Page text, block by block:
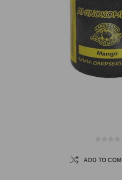
ADD TO